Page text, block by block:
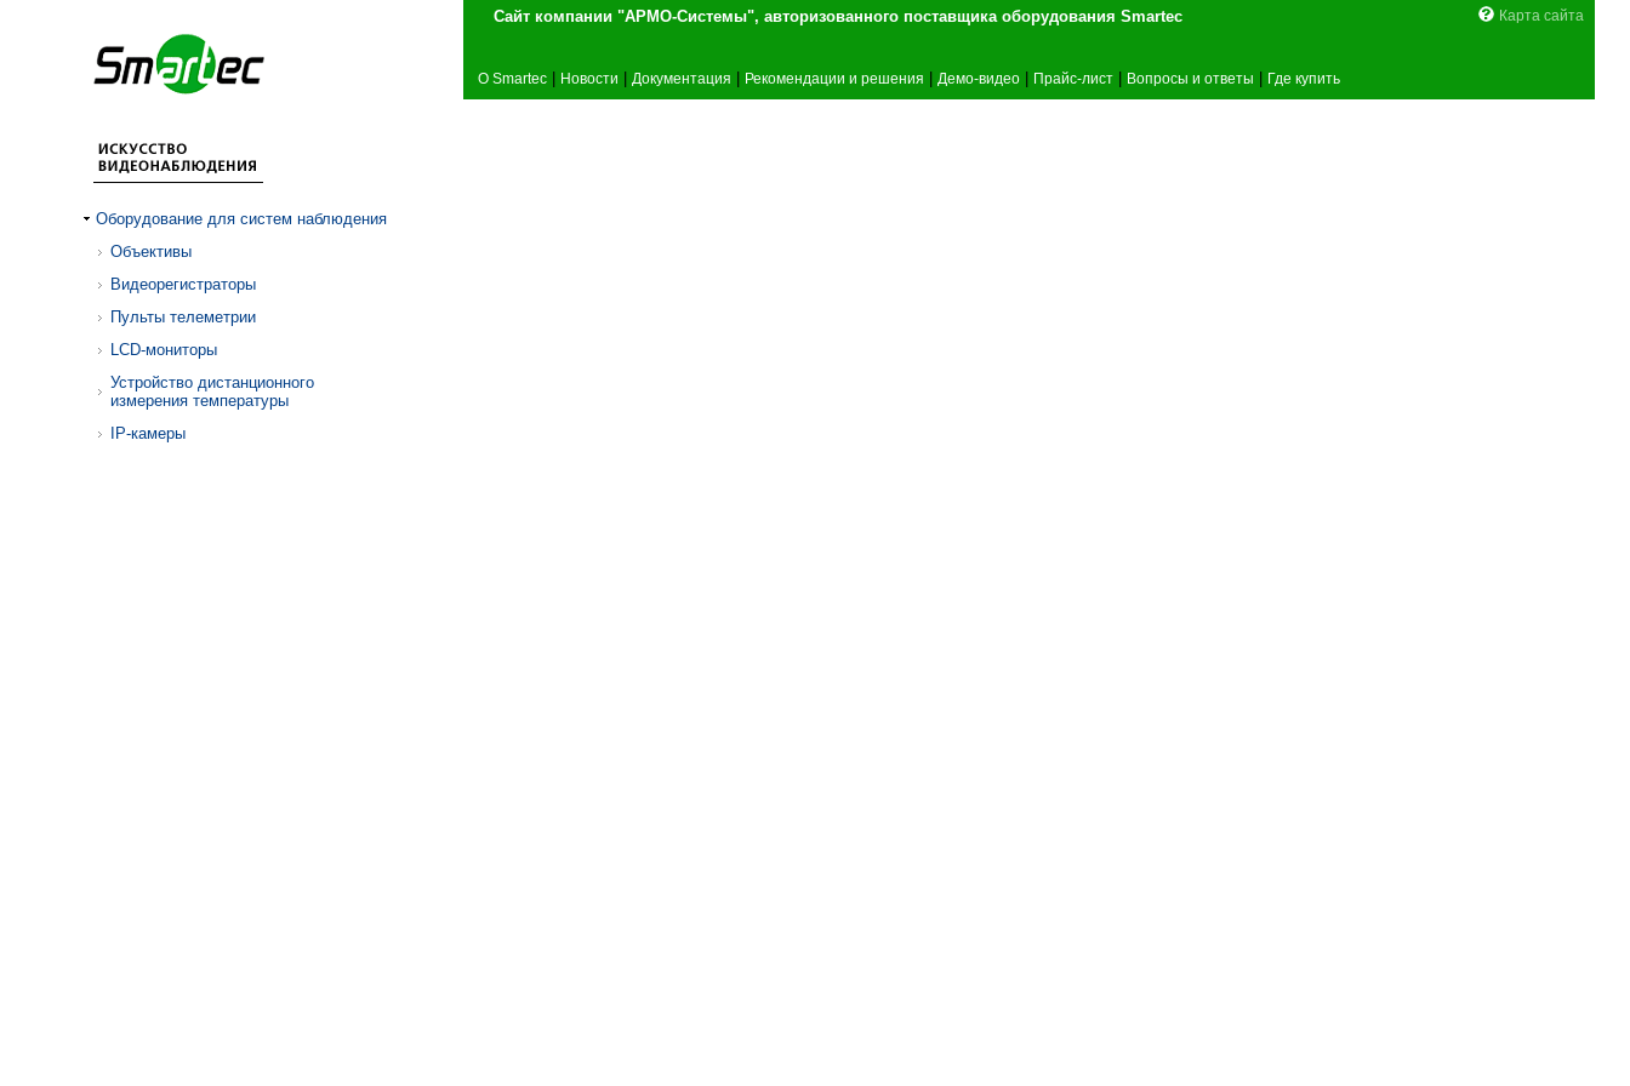
Сайт компании "АРМО-Системы", авторизованного поставщика оборудования Smartec Карта сайта
О Smartec Новости Документация Рекомендации и решения Демо-видео Прайс-лист Вопросы и ответы Где купить
Оборудование для систем наблюдения
Объективы
Видеорегистраторы
Пульты телеметрии
LCD-мониторы
Устройство дистанционного
измерения температуры
IP-камеры